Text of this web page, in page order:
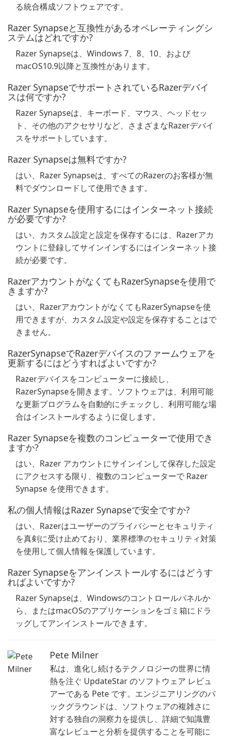
る統合構成ソフトウェアです。
Razer Synapseと互換性があるオペレーティングシ
ステムはどれですか?
Razer Synapseは、Windows 7、8、10、および
macOS10.9以降と互換性があります。
Razer SynapseでサポートされているRazerデバイ
スは何ですか?
Razer Synapseは、キーボード、マウス、ヘッドセッ
ト、その他のアクセサリなど、さまざまなRazerデバイ
スをサポートしています。
Razer Synapseは無料ですか?
はい、Razer Synapseは、すべてのRazerのお客様が無
料でダウンロードして使用できます。
Razer Synapseを使用するにはインターネット接続
が必要ですか?
はい、カスタム設定と設定を保存するには、Razerアカ
ウントに登録してサインインするにはインターネット接
続が必要です。
RazerアカウントがなくてもRazerSynapseを使用で
きますか?
はい、RazerアカウントがなくてもRazerSynapseを使
用できますが、カスタム設定や設定を保存することはで
きません。
RazerSynapseでRazerデバイスのファームウェアを
更新するにはどうすればよいですか?
Razerデバイスをコンピューターに接続し、
RazerSynapseを開きます。ソフトウェアは、利用可能
な更新プログラムを自動的にチェックし、利用可能な場
合はインストールするように促します。
Razer Synapseを複数のコンピューターで使用でき
ますか?
はい、Razer アカウントにサインインして保存した設定
にアクセスする限り、複数のコンピューターで Razer
Synapse を使用できます。
私の個人情報はRazer Synapseで安全ですか?
はい、Razerはユーザーのプライバシーとセキュリティ
を真剣に受け止めており、業界標準のセキュリティ対策
を使用して個人情報を保護しています。
Razer Synapseをアンインストールするにはどうす
ればよいですか?
Razer Synapseは、Windowsのコントロールパネルか
ら、またはmacOSのアプリケーションをゴミ箱にドラ
ッグしてアンインストールできます。
Pete Milner
私は、進化し続けるテクノロジーの世界に情
熱を注ぐ UpdateStar のソフトウェア レビュ
アーである Pete です。エンジニアリングのバ
ックグラウンドは、ソフトウェアの複雑さに
対する独自の洞察力を提供し、詳細で知識豊
富なレビューと分析を提供することを可能に